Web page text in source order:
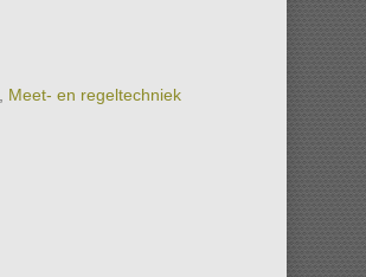
Meet- en regeltechniek